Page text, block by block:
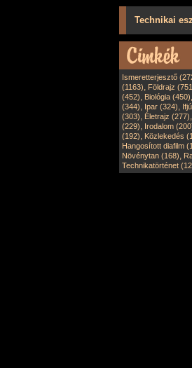
Technikai
Ismeretterjesztő
(1163), Földrajz
(452), Biológia (450),
(344), Ipar (324),
(303), Életrajz (277),
(229), Irodalom
(192), Közlekedés
Hangosított diafilm
Növénytan (168),
Technikatörténet